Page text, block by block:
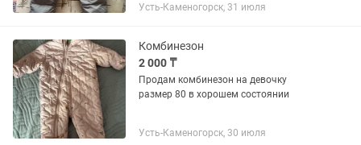
бокам обеспечивают хорошую
Усть-Каменогорск, 31 июля
Комбинезон
2 000 ₸
Продам комбинезон на девочку
размер 80 в хорошем состоянии
Усть-Каменогорск, 30 июля